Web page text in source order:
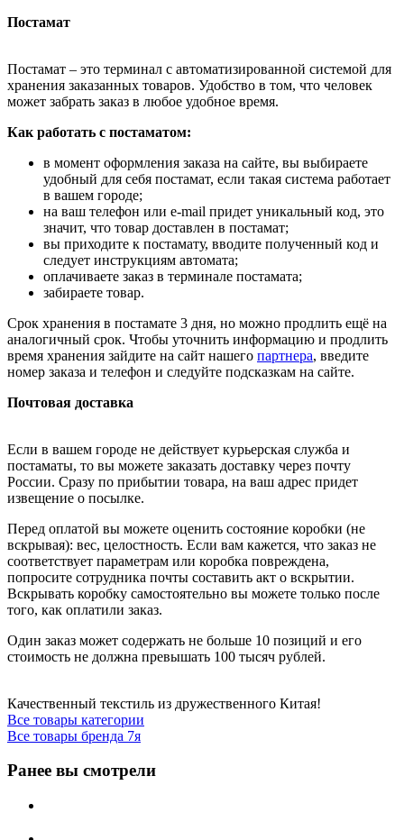
Постамат
Постамат – это терминал с автоматизированной системой для
хранения заказанных товаров. Удобство в том, что человек
может забрать заказ в любое удобное время.
Как работать с постаматом:
в момент оформления заказа на сайте, вы выбираете
удобный для себя постамат, если такая система работает
в вашем городе;
на ваш телефон или e-mail придет уникальный код, это
значит, что товар доставлен в постамат;
вы приходите к постамату, вводите полученный код и
следует инструкциям автомата;
оплачиваете заказ в терминале постамата;
забираете товар.
Срок хранения в постамате 3 дня, но можно продлить ещё на
аналогичный срок. Чтобы уточнить информацию и продлить
время хранения зайдите на сайт нашего партнера, введите
номер заказа и телефон и следуйте подсказкам на сайте.
Почтовая доставка
Если в вашем городе не действует курьерская служба и
постаматы, то вы можете заказать доставку через почту
России. Сразу по прибытии товара, на ваш адрес придет
извещение о посылке.
Перед оплатой вы можете оценить состояние коробки (не
вскрывая): вес, целостность. Если вам кажется, что заказ не
соответствует параметрам или коробка повреждена,
попросите сотрудника почты составить акт о вскрытии.
Вскрывать коробку самостоятельно вы можете только после
того, как оплатили заказ.
Один заказ может содержать не больше 10 позиций и его
стоимость не должна превышать 100 тысяч рублей.
Качественный текстиль из дружественного Китая!
Все товары категории
Все товары бренда 7я
Ранее вы смотрели